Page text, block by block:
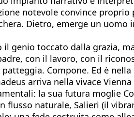
notevole convince proprio
Dietro, emerge un
genio toccato dalla grazia,
con il lavoro, con il
Compone. Ed è
arriva nella vivace
la sua futura moglie
flusso naturale, Salieri (il